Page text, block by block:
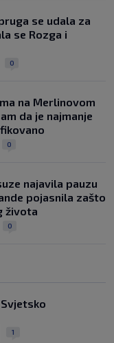
se udala za
se Rozga i
0
na Merlinovom
da je najmanje
0
najavila pauzu
pojasnila zašto
života
0
1